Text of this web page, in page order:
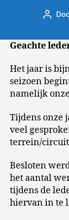
Geachte
Het jaar is
seizoen
namelijk
Tijdens onze
veel
terrein/circuit
Besloten
het aantal
tijdens de
hiervan in te